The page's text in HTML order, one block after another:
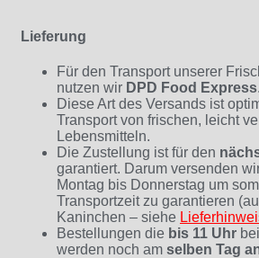
Lieferung
Für den Transport unserer
nutzen wir DPD Food Express.
Diese Art des Versands ist
Transport von frischen, leicht
Lebensmitteln.
Die Zustellung ist für den
garantiert. Darum versenden
Montag bis Donnerstag um
Transportzeit zu garantieren
Kaninchen – siehe
Bestellungen die bis 11 Uhr
werden noch am selben Tag